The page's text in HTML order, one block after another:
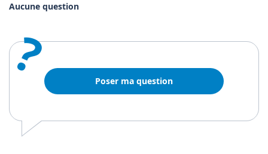
Aucune question
? Poser ma question